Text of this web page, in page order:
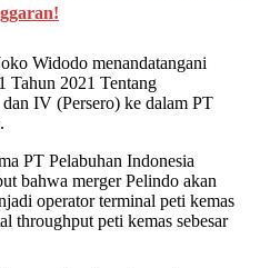
Widodo menandatangani
Tahun 2021 Tentang
IV (Persero) ke dalam PT
PT Pelabuhan Indonesia
bahwa merger Pelindo akan
operator terminal peti kemas
throughput peti kemas sebesar